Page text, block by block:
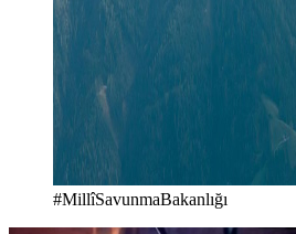
#MillîSavunmaBakanlığı